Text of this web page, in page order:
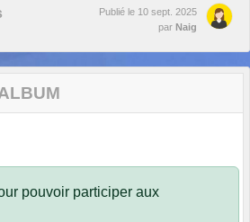
Publié le 10 sept. 2025
par Naig
pouvoir participer aux